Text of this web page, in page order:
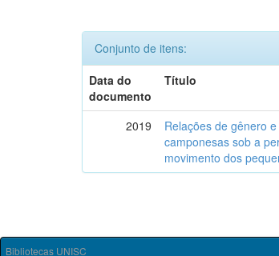
Conjunto de itens:
Data do
documento
Título
2019
Relações de gênero
camponesas sob a
movimento dos
Bibliotecas UNISC